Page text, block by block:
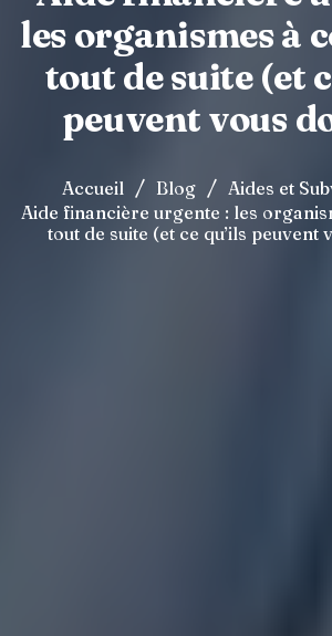
les organismes à
tout de suite (et
peuvent vous
Accueil / Blog / Aides et
Aide financière urgente : les
tout de suite (et ce qu’ils peuvent